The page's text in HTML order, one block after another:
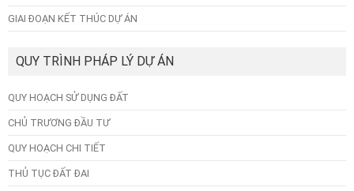
GIAI ĐOẠN KẾT THÚC DỰ ÁN
QUY TRÌNH PHÁP LÝ DỰ ÁN
QUY HOẠCH SỬ DỤNG ĐẤT
CHỦ TRƯƠNG ĐẦU TƯ
QUY HOẠCH CHI TIẾT
THỦ TỤC ĐẤT ĐAI